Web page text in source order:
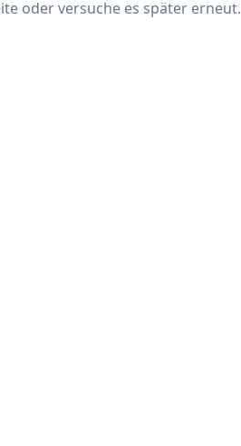
oder versuche es später erneut.